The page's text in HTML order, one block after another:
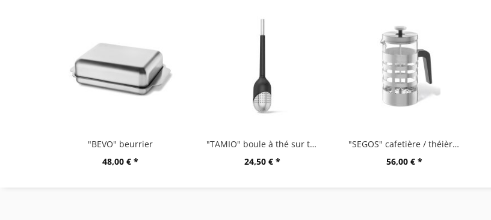
"BEVO" beurrier
48,00 € *
"TAMIO" boule à thé sur tige
24,50 € *
"SEGOS" cafetière / théièreà piston
56,00 € *